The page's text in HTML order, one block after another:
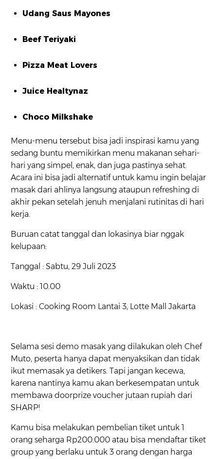
Udang Saus Mayones
Beef Teriyaki
Pizza Meat Lovers
Juice Healtynaz
Choco Milkshake
Menu-menu tersebut bisa jadi inspirasi kamu yang
sedang buntu memikirkan menu makanan sehari-
hari yang simpel, enak, dan juga pastinya sehat.
Acara ini bisa jadi alternatif untuk kamu ingin belajar
masak dari ahlinya langsung ataupun refreshing di
akhir pekan setelah jenuh menjalani rutinitas di hari
kerja.
Buruan catat tanggal dan lokasinya biar nggak
kelupaan:
Tanggal : Sabtu, 29 Juli 2023
Waktu : 10.00
Lokasi : Cooking Room Lantai 3, Lotte Mall Jakarta
Selama sesi demo masak yang dilakukan oleh Chef
Muto, peserta hanya dapat menyaksikan dan tidak
ikut memasak ya detikers. Tapi jangan kecewa,
karena nantinya kamu akan berkesempatan untuk
membawa doorprize voucher jutaan rupiah dari
SHARP!
Kamu bisa melakukan pembelian tiket untuk 1
orang seharga Rp200.000 atau bisa mendaftar tiket
group yang berlaku untuk 3 orang dengan harga